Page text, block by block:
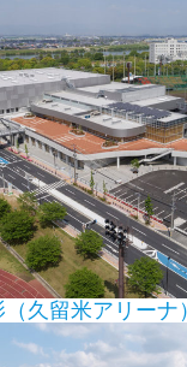
久留米アリーナ）